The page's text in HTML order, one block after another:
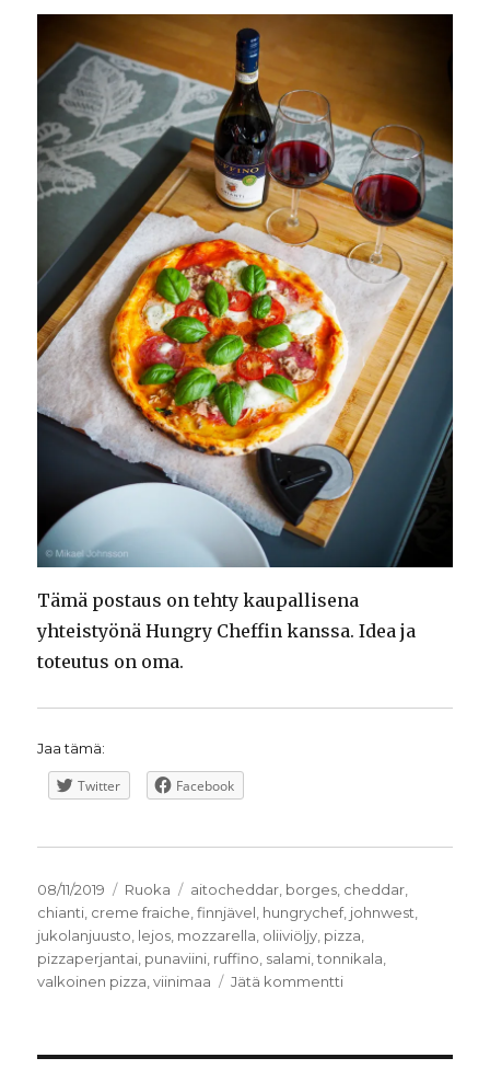
Tämä postaus on tehty kaupallisena
yhteistyönä Hungry Cheffin kanssa. Idea ja
toteutus on oma.
Jaa tämä:
Twitter Facebook
Julkaistu
08/11/2019 Kategoriat
Ruoka Avainsanat
aitocheddar borges cheddar
chianti creme fraiche ,finnjävel hungrychef, johnwest
jukolanjuusto lejos mozzarella oliiviöljy pizza
pizzaperjantai punaviini ruffino salami ,tonnikala
valkoinen pizza ,viinimaa Jätä kommenttiartikkeliin